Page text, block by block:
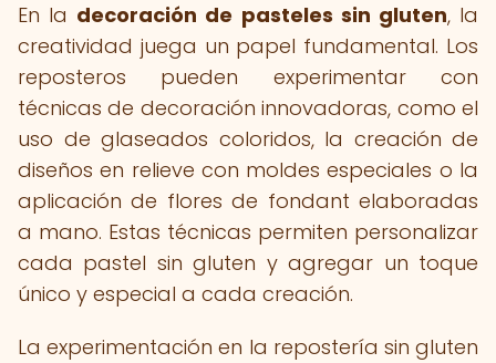
En la decoración de pasteles sin gluten, la
creatividad juega un papel fundamental. Los
reposteros pueden experimentar con
técnicas de decoración innovadoras, como el
uso de glaseados coloridos, la creación de
diseños en relieve con moldes especiales o la
aplicación de flores de fondant elaboradas
a mano. Estas técnicas permiten personalizar
cada pastel sin gluten y agregar un toque
único y especial a cada creación.
La experimentación en la repostería sin gluten